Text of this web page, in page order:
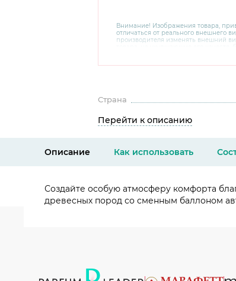
Внимание! Изображения товара,
отличаться от реального внешнего
производителя изменять внешний
консультантов по номеру 8 800 200
Страна
Перейти к описанию
Описание Как использовать
Создайте особую атмосферу комфорта
древесных пород со сменным баллоном